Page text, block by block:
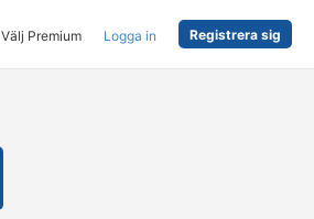
Välj Premium Logga in Registrera sig